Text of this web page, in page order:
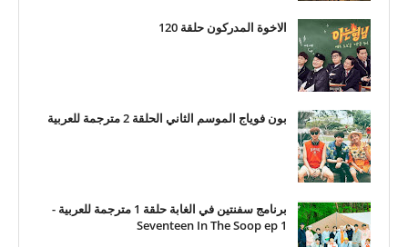
الاخوة المدركون حلقة 120
بون فوياج الموسم الثاني الحلقة 2 مترجمة للعربية
برنامج سفنتين في الغابة حلقة 1 مترجمة للعربية -
Seventeen In The Soop ep 1